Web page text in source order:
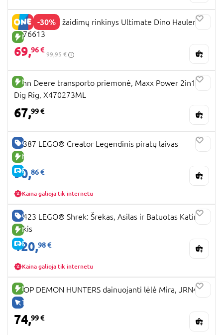
-30%
NAUJA PREKĖ
PAW PATROL žaidimų rinkinys Ultimate Dino Hauler,
6076613
69,96 €
99,95 €
NAUJA PREKĖ
John Deere transporto priemonė, Maxx Power 2in1
Dig Rig, X470273ML
67,99 €
GERA KAINA
NAUJA PREKĖ
E-KAINA
31387 LEGO® Creator Legendinis piratų laivas
90,86 €
Kaina galioja tik internetu
GERA KAINA
NAUJA PREKĖ
E-KAINA
72423 LEGO® Shrek: Šrekas, Asilas ir Batuotas Katinas
Pūkis
120,98 €
Kaina galioja tik internetu
NAUJA PREKĖ
TIK INTERNETU
KPOP DEMON HUNTERS dainuojanti lėlė Mira, JRN41
74,99 €